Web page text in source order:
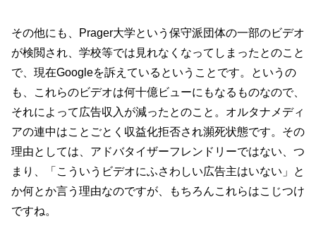
その他にも、Prager大学という保守派団体の一部のビデオ
が検閲され、学校等では見れなくなってしまったとのこと
で、現在Googleを訴えているということです。というの
も、これらのビデオは何十億ビューにもなるものなので、
それによって広告収入が減ったとのこと。オルタナメディ
アの連中はことごとく収益化拒否され瀕死状態です。その
理由としては、アドバタイザーフレンドリーではない、つ
まり、「こういうビデオにふさわしい広告主はいない」と
か何とか言う理由なのですが、もちろんこれらはこじつけ
ですね。